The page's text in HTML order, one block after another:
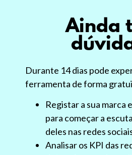
Ainda
Durante 14 dias pode
ferramenta de forma
Registar a sua marca
para começar a
deles nas redes
Analisar os KPI das